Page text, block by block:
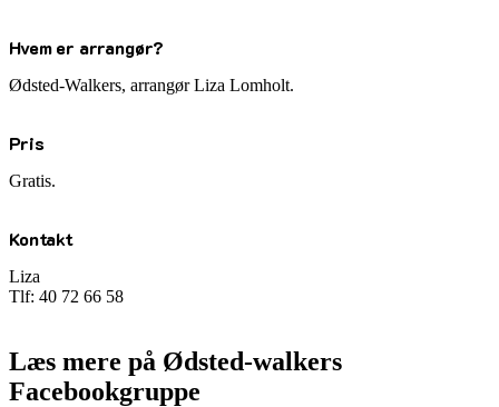
Hvem er arrangør?
Ødsted-Walkers, arrangør Liza Lomholt.
Pris
Gratis.
Kontakt
Liza
Tlf: 40 72 66 58
Læs mere på Ødsted-walkers
Facebookgruppe